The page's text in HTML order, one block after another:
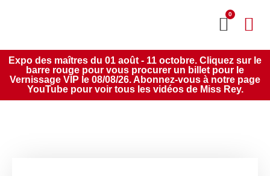
0
Expo des maîtres du 01 août - 11 octobre. Cliquez sur le
barre rouge pour vous procurer un billet pour le
Vernissage VIP le 08/08/26. Abonnez-vous à notre page
YouTube pour voir tous les vidéos de Miss Rey.